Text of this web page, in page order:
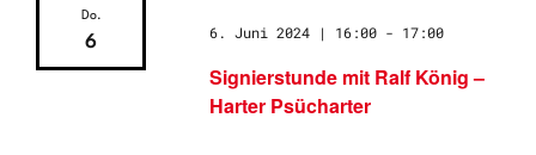
Do.
6
Signierstunde mit Ralf König –
Harter Psücharter
6. Juni 2024 | 16:00 - 17:00